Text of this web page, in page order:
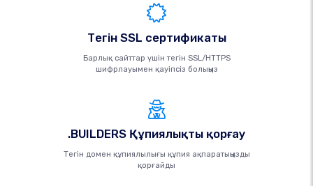
Тегін SSL сертификаты
Барлық сайттар үшін тегін SSL/HTTPS
шифрлауымен қауіпсіз болыңыз
.BUILDERS Құпиялықты қорғау
Тегін домен құпиялылығы құпия ақпаратыңызды
қорғайды